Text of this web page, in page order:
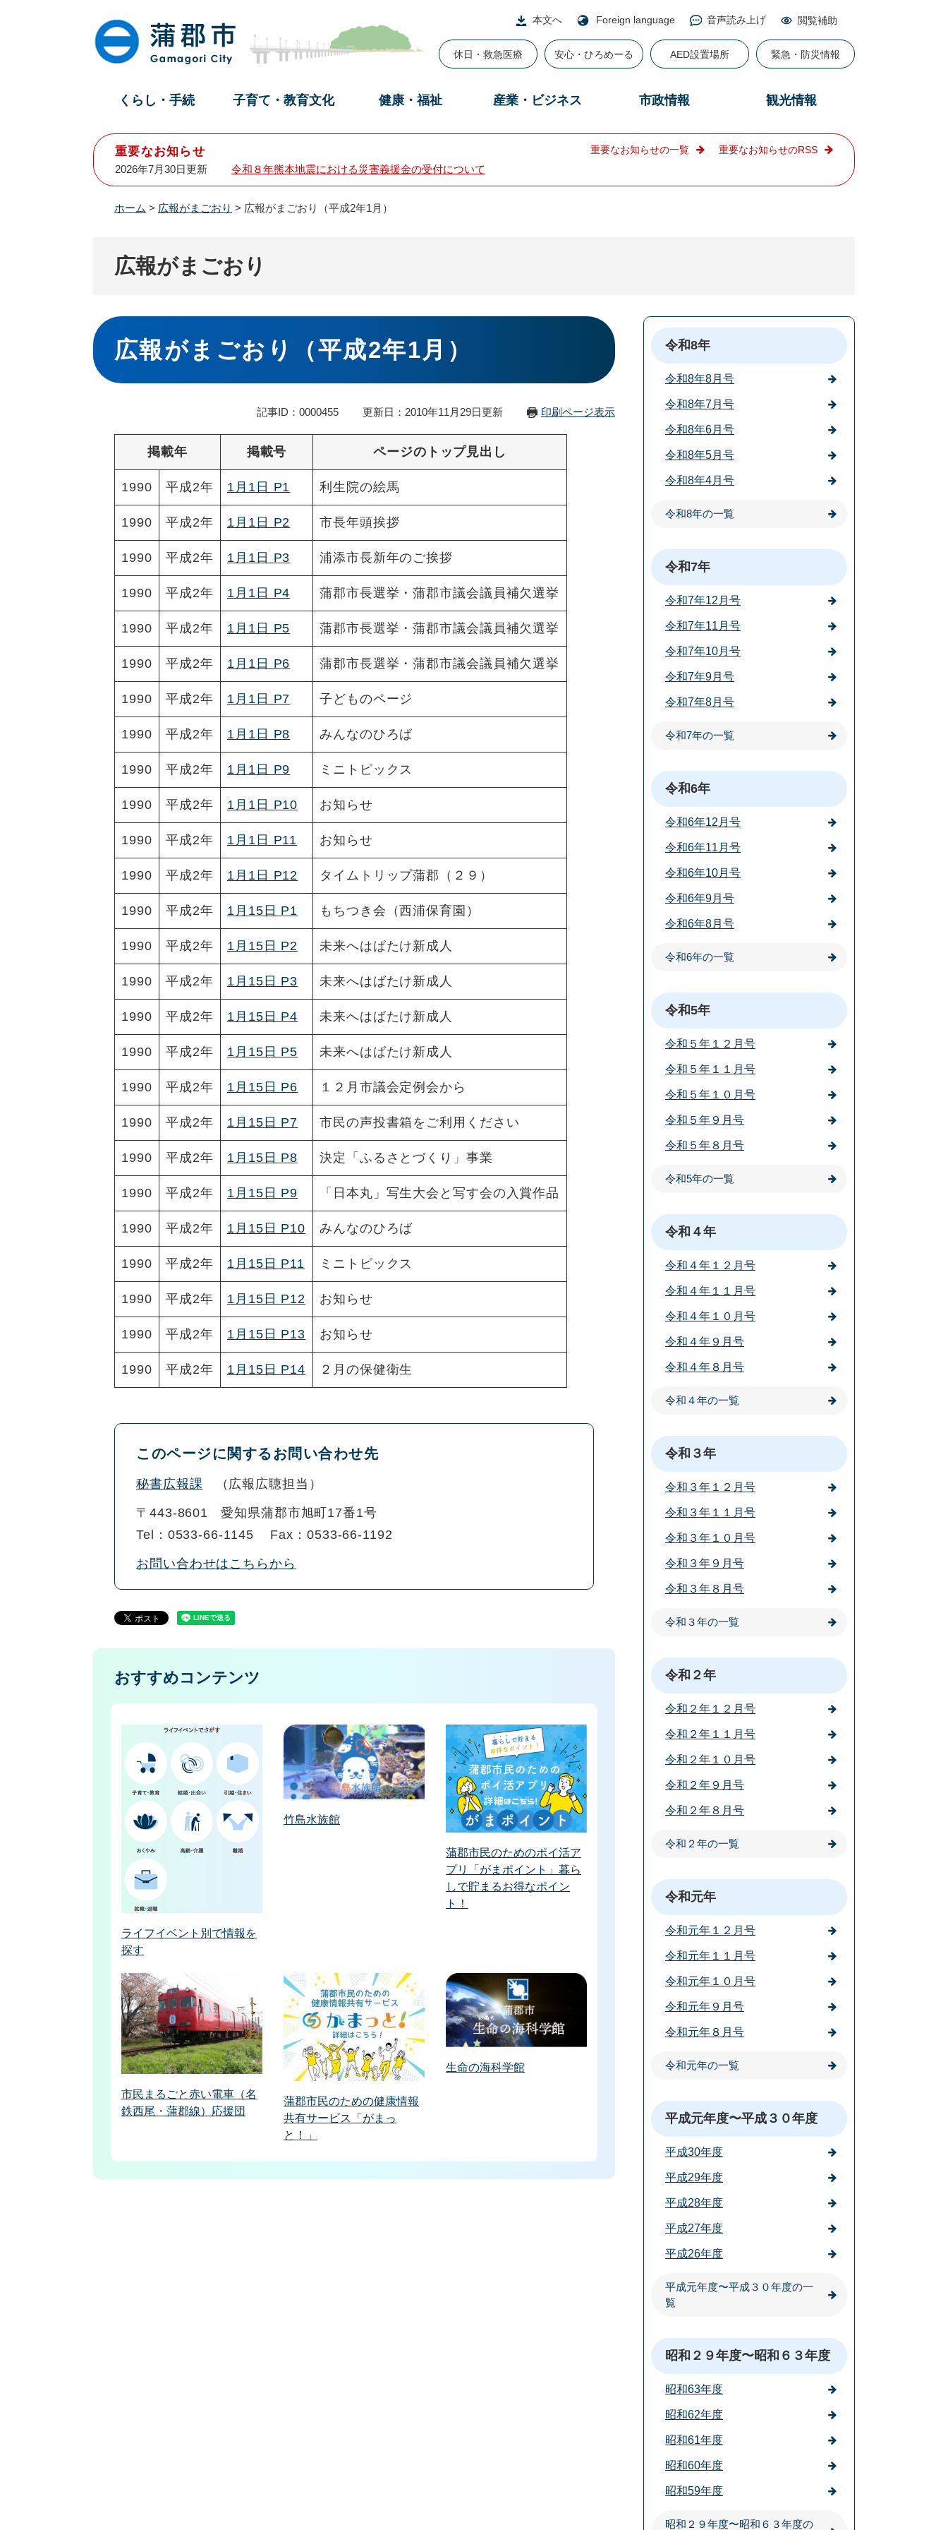
本文へ Foreign language 音声読み上げ 閲覧補助
休日・救急医療 安心・ひろめーる AED設置場所 緊急・防災情報
くらし・手続 子育て・教育文化 健康・福祉 産業・ビジネス 市政情報 観光情報
重要なお知らせ
2026年7月30日更新 令和８年熊本地震における災害義援金の受付について
重要なお知らせの一覧 重要なお知らせのRSS
ホーム > 広報がまごおり > 広報がまごおり（平成2年1月）
広報がまごおり
本
文
広報がまごおり（平成2年1月）
記事ID：0000455 更新日：2010年11月29日更新 印刷ページ表示
掲載年 掲載号 ページのトップ見出し
1990 平成2年 1月1日 P1 利生院の絵馬
1990 平成2年 1月1日 P2 市長年頭挨拶
1990 平成2年 1月1日 P3 浦添市長新年のご挨拶
1990 平成2年 1月1日 P4 蒲郡市長選挙・蒲郡市議会議員補欠選挙
1990 平成2年 1月1日 P5 蒲郡市長選挙・蒲郡市議会議員補欠選挙
1990 平成2年 1月1日 P6 蒲郡市長選挙・蒲郡市議会議員補欠選挙
1990 平成2年 1月1日 P7 子どものページ
1990 平成2年 1月1日 P8 みんなのひろば
1990 平成2年 1月1日 P9 ミニトピックス
1990 平成2年 1月1日 P10 お知らせ
1990 平成2年 1月1日 P11 お知らせ
1990 平成2年 1月1日 P12 タイムトリップ蒲郡（２９）
1990 平成2年 1月15日 P1 もちつき会（西浦保育園）
1990 平成2年 1月15日 P2 未来へはばたけ新成人
1990 平成2年 1月15日 P3 未来へはばたけ新成人
1990 平成2年 1月15日 P4 未来へはばたけ新成人
1990 平成2年 1月15日 P5 未来へはばたけ新成人
1990 平成2年 1月15日 P6 １２月市議会定例会から
1990 平成2年 1月15日 P7 市民の声投書箱をご利用ください
1990 平成2年 1月15日 P8 決定「ふるさとづくり」事業
1990 平成2年 1月15日 P9 「日本丸」写生大会と写す会の入賞作品
1990 平成2年 1月15日 P10 みんなのひろば
1990 平成2年 1月15日 P11 ミニトピックス
1990 平成2年 1月15日 P12 お知らせ
1990 平成2年 1月15日 P13 お知らせ
1990 平成2年 1月15日 P14 ２月の保健衛生
このページに関するお問い合わせ先
秘書広報課 広報広聴担当
〒443-8601
愛知県蒲郡市旭町17番1号
Tel：0533-66-1145
Fax：0533-66-1192
お問い合わせはこちらから
おすすめコンテンツ
ライフイベント別で情報を
探す
竹島水族館
蒲郡市民のためのポイ活ア
プリ「がまポイント」暮ら
しで貯まるお得なポイン
ト！
市民まるごと赤い電車（名
鉄西尾・蒲郡線）応援団
蒲郡市民のための健康情報
共有サービス「がまっ
と！」
生命の海科学館
令和8年
令和8年8月号
令和8年7月号
令和8年6月号
令和8年5月号
令和8年4月号
令和8年の一覧
令和7年
令和7年12月号
令和7年11月号
令和7年10月号
令和7年9月号
令和7年8月号
令和7年の一覧
令和6年
令和6年12月号
令和6年11月号
令和6年10月号
令和6年9月号
令和6年8月号
令和6年の一覧
令和5年
令和５年１２月号
令和５年１１月号
令和５年１０月号
令和５年９月号
令和５年８月号
令和5年の一覧
令和４年
令和４年１２月号
令和４年１１月号
令和４年１０月号
令和４年９月号
令和４年８月号
令和４年の一覧
令和３年
令和３年１２月号
令和３年１１月号
令和３年１０月号
令和３年９月号
令和３年８月号
令和３年の一覧
令和２年
令和２年１２月号
令和２年１１月号
令和２年１０月号
令和２年９月号
令和２年８月号
令和２年の一覧
令和元年
令和元年１２月号
令和元年１１月号
令和元年１０月号
令和元年９月号
令和元年８月号
令和元年の一覧
平成元年度〜平成３０年度
平成30年度
平成29年度
平成28年度
平成27年度
平成26年度
平成元年度〜平成３０年度の一
覧
昭和２９年度〜昭和６３年度
昭和63年度
昭和62年度
昭和61年度
昭和60年度
昭和59年度
昭和２９年度〜昭和６３年度の